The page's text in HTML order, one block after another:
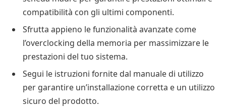
compatibilità con gli ultimi componenti.
Sfrutta appieno le funzionalità avanzate come
l’overclocking della memoria per massimizzare le
prestazioni del tuo sistema.
Segui le istruzioni fornite dal manuale di utilizzo
per garantire un’installazione corretta e un utilizzo
sicuro del prodotto.